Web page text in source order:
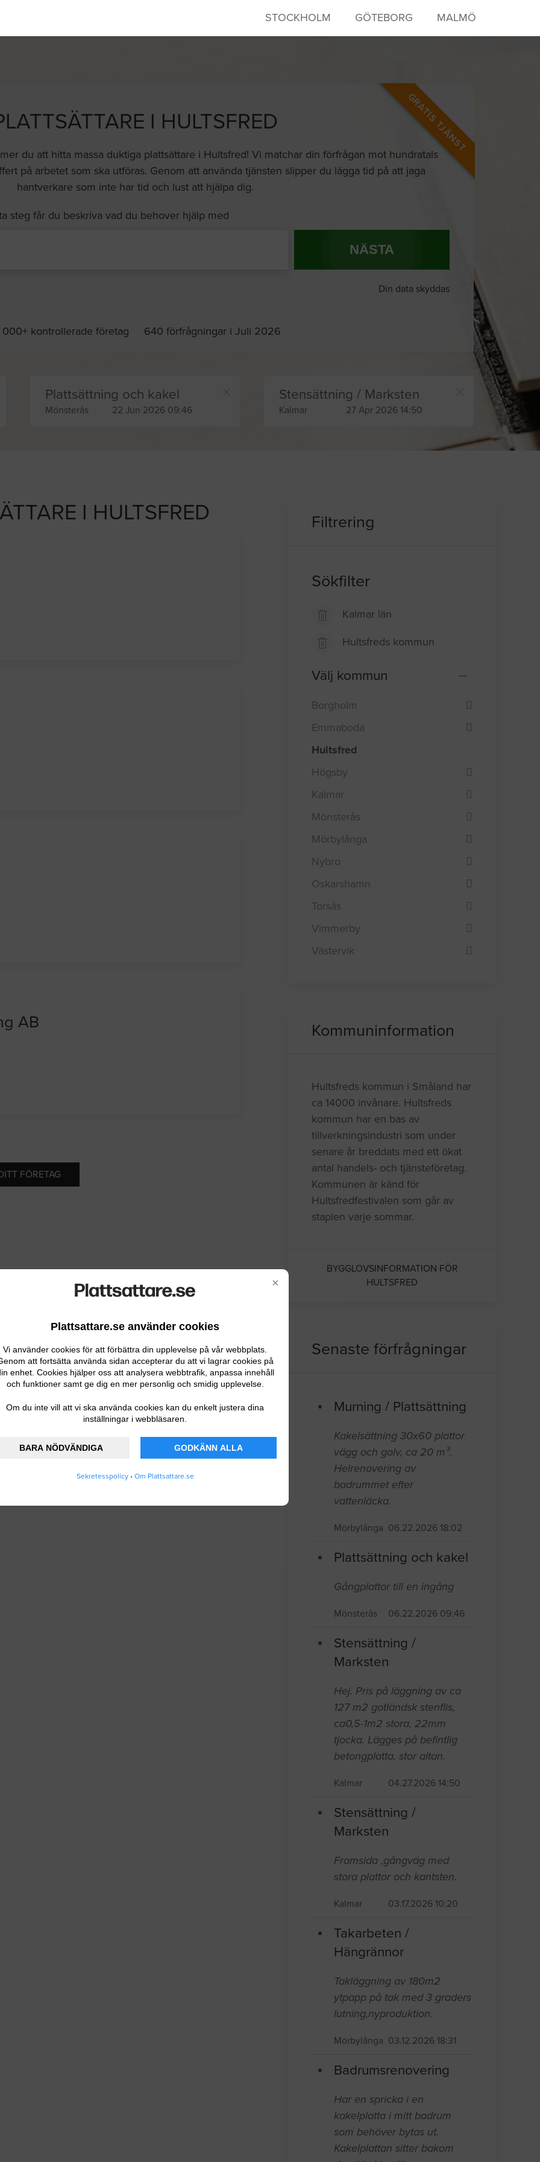
×
Plattsattare.se använder cookies
Vi använder cookies för att förbättra din upplevelse på vår webbplats.
att fortsätta använda sidan accepterar du att vi lagrar cookies på
enhet. Cookies hjälper oss att analysera webbtrafik, anpassa innehåll
och funktioner samt ge dig en mer personlig och smidig upplevelse.
Om du inte vill att vi ska använda cookies kan du enkelt justera dina
inställningar i webbläsaren.
BARA NÖDVÄNDIGA GODKÄNN ALLA
Sekretesspolicy• Om Plattsattare.se
STOCKHOLM GÖTEBORG MALMÖ
GRATIS TJÄNST
I HULTSFRED
du att hitta massa duktiga plattsättare i Hultsfred! Vi matchar din förfrågan mot hundratals
på arbetet som ska utföras. Genom att använda tjänsten slipper du lägga tid på att jaga
hantverkare som inte har tid och lust att hjälpa dig.
steg får du beskriva vad du behover hjälp med
NÄSTA
Din data skyddas
000+ kontrollerade företag 640 förfrågningar i Juli 2026
Plattsättning och kakel
Mönsterås 22 Jun 2026 09:46
Stensättning / Marksten
Kalmar 27 Apr 2026 14:50
I HULTSFRED
AB
FÖRETAG
Filtrering
Sökfilter
Kalmar län
Hultsfreds kommun
Välj kommun
Borgholm
Emmaboda
Hultsfred
Högsby
Kalmar
Mönsterås
Mörbylånga
Nybro
Oskarshamn
Torsås
Vimmerby
Västervik
Kommuninformation
Hultsfreds kommun i Småland har
ca 14000 invånare. Hultsfreds
kommun har en bas av
tillverkningsindustri som under
senare år breddats med ett ökat
antal handels- och tjänsteföretag.
Kommunen är känd för
Hultsfredfestivalen som går av
staplen varje sommar.
BYGGLOVSINFORMATION FÖR
HULTSFRED
Senaste förfrågningar
Murning / Plattsättning
Kakelsättning 30x60 plattor
vägg och golv, ca 20 m³.
Helrenovering av
badrummet efter
vattenläcka.
Mörbylånga 06.22.2026 18:02
Plattsättning och kakel
Gångplattor till en ingång
Mönsterås 06.22.2026 09:46
Stensättning /
Marksten
Hej. Pris på läggning av ca
127 m2 gotländsk stenflis,
ca0,5-1m2 stora, 22mm
tjocka. Lägges på befintlig
betongplatta, stor altan.
Kalmar 04.27.2026 14:50
Stensättning /
Marksten
Framsida ,gångväg med
stora plattor och kantsten.
Kalmar 03.17.2026 10:20
Takarbeten /
Hängrännor
Takläggning av 180m2
ytpapp på tak med 3 graders
lutning,nyproduktion.
Mörbylånga 03.12.2026 18:31
Badrumsrenovering
Har en spricka i en
kakelplatta i mitt badrum
som behöver bytas ut.
Kakelplattan sitter bakom